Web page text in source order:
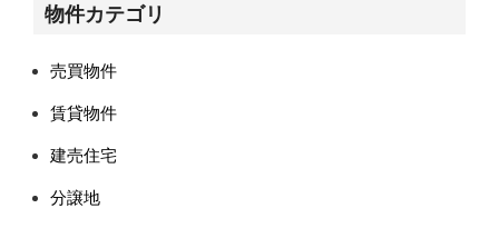
物件カテゴリ
売買物件
賃貸物件
建売住宅
分譲地